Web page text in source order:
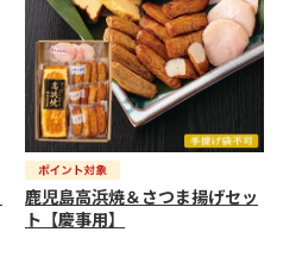
鹿児島高浜焼＆さつま揚げセッ
ト【慶事用】